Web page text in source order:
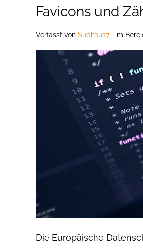
Favicons und
Verfasst von Sudhaus7 im
Die Europäische